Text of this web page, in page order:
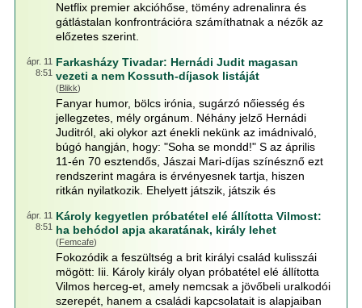
Netflix premier akcióhőse, tömény adrenalinra és
gátlástalan konfrontrációra számíthatnak a nézők az
előzetes szerint.
ápr. 11
8:51
Farkasházy Tivadar: Hernádi Judit magasan
vezeti a nem Kossuth-díjasok listáját
(Blikk)
Fanyar humor, bölcs irónia, sugárzó nőiesség és
jellegzetes, mély orgánum. Néhány jelző Hernádi
Juditról, aki olykor azt énekli nekünk az imádnivaló,
búgó hangján, hogy: "Soha se mondd!" S az április
11-én 70 esztendős, Jászai Mari-díjas színésznő ezt
rendszerint magára is érvényesnek tartja, hiszen
ritkán nyilatkozik. Ehelyett játszik, játszik és
ápr. 11
8:51
Károly kegyetlen próbatétel elé állította Vilmost:
ha behódol apja akaratának, király lehet
(Femcafe)
Fokozódik a feszültség a brit királyi család kulisszái
mögött: Iii. Károly király olyan próbatétel elé állította
Vilmos herceg-et, amely nemcsak a jövőbeli uralkodói
szerepét, hanem a családi kapcsolatait is alapjaiban